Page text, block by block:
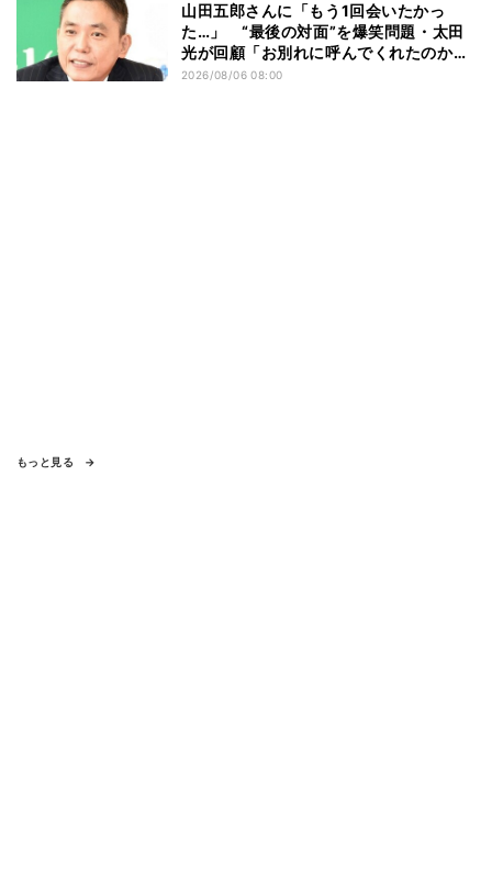
山田五郎さんに「もう1回会いたかっ
た…」 “最後の対面”を爆笑問題・太田
光が回顧「お別れに呼んでくれたのか
な」
2026/08/06 08:00
もっと見る